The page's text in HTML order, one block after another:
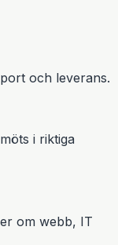
och leverans.
i riktiga
om webb, IT